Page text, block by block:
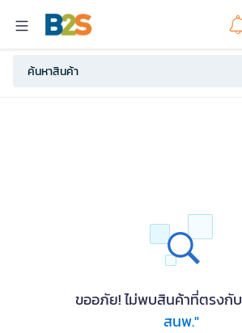
ขออภัย! ไม่พบสินค้าที่ตรงกับ
สนพ."